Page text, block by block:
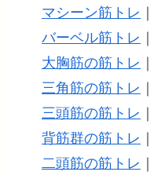
マシーン筋トレ ｜
バーベル筋トレ ｜
大胸筋の筋トレ ｜
三角筋の筋トレ ｜
三頭筋の筋トレ ｜
背筋群の筋トレ ｜
二頭筋の筋トレ ｜